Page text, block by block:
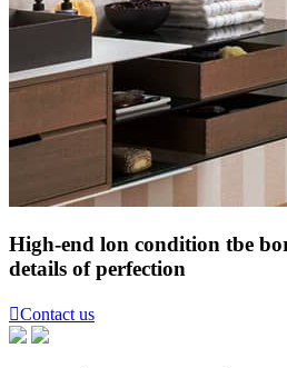
High-end lon condition tbe
details of perfection
Contact us